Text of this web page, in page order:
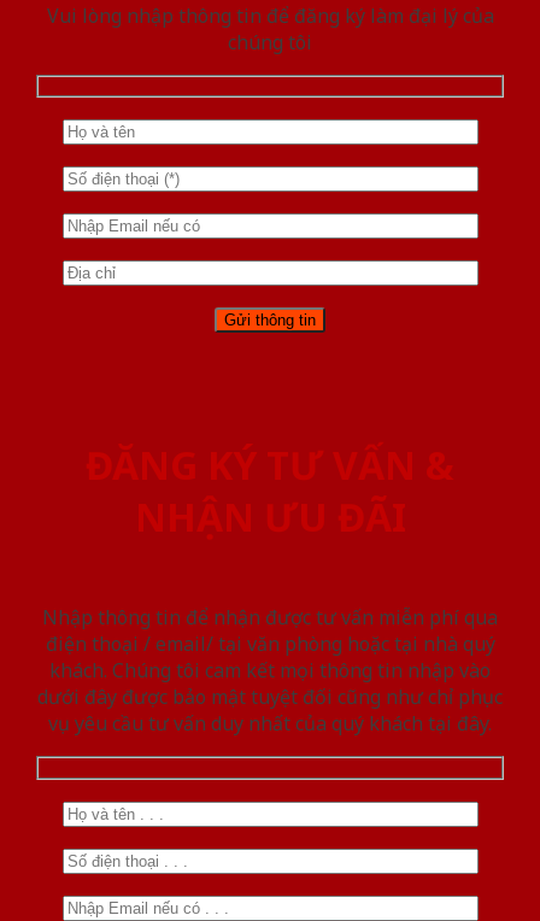
Vui lòng nhập thông tin để đăng ký làm đại lý của
chúng tôi
ĐĂNG KÝ TƯ VẤN &
NHẬN ƯU ĐÃI
Nhập thông tin để nhận được tư vấn miễn phí qua
điện thoại / email/ tại văn phòng hoặc tại nhà quý
khách. Chúng tôi cam kết mọi thông tin nhập vào
dưới đây được bảo mật tuyệt đối cũng như chỉ phục
vụ yêu cầu tư vấn duy nhất của quý khách tại đây.